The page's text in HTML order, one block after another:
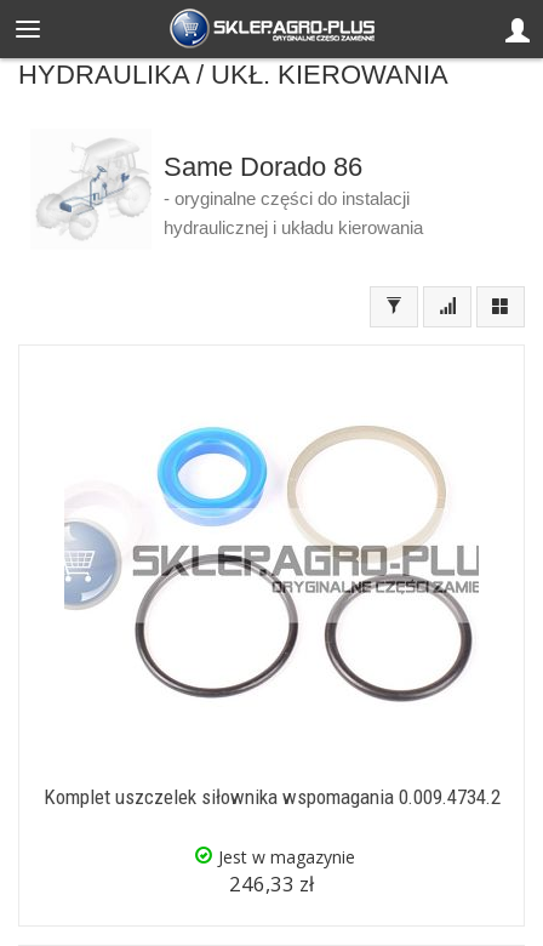
HYDRAULIKA / UKŁ. KIEROWANIA
Same Dorado 86
- oryginalne części do instalacji
hydraulicznej i układu kierowania
Komplet uszczelek siłownika wspomagania 0.009.4734.2
Jest w magazynie
246,33 zł